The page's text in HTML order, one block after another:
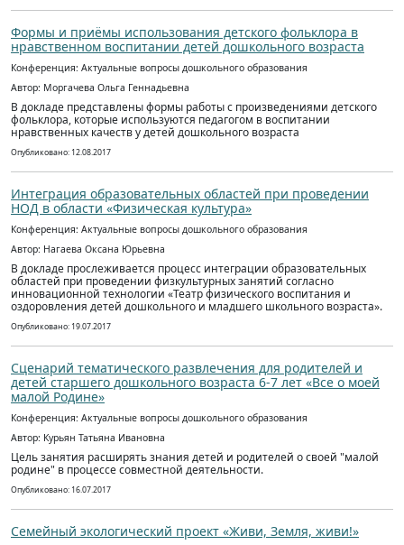
Формы и приёмы использования детского фольклора в
нравственном воспитании детей дошкольного возраста
Конференция: Актуальные вопросы дошкольного образования
Автор: Моргачева Ольга Геннадьевна
В докладе представлены формы работы с произведениями детского
фольклора, которые используются педагогом в воспитании
нравственных качеств у детей дошкольного возраста
Опубликовано: 12.08.2017
Интеграция образовательных областей при проведении
НОД в области «Физическая культура»
Конференция: Актуальные вопросы дошкольного образования
Автор: Нагаева Оксана Юрьевна
В докладе прослеживается процесс интеграции образовательных
областей при проведении физкультурных занятий согласно
инновационной технологии «Театр физического воспитания и
оздоровления детей дошкольного и младшего школьного возраста».
Опубликовано: 19.07.2017
Сценарий тематического развлечения для родителей и
детей старшего дошкольного возраста 6-7 лет «Все о моей
малой Родине»
Конференция: Актуальные вопросы дошкольного образования
Автор: Курьян Татьяна Ивановна
Цель занятия расширять знания детей и родителей о своей "малой
родине" в процессе совместной деятельности.
Опубликовано: 16.07.2017
Семейный экологический проект «Живи, Земля, живи!»